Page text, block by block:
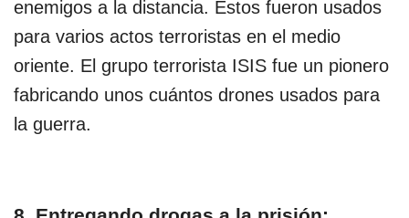
enemigos a la distancia. Estos fueron usados
para varios actos terroristas en el medio
oriente. El grupo terrorista ISIS fue un pionero
fabricando unos cuántos drones usados para
la guerra.